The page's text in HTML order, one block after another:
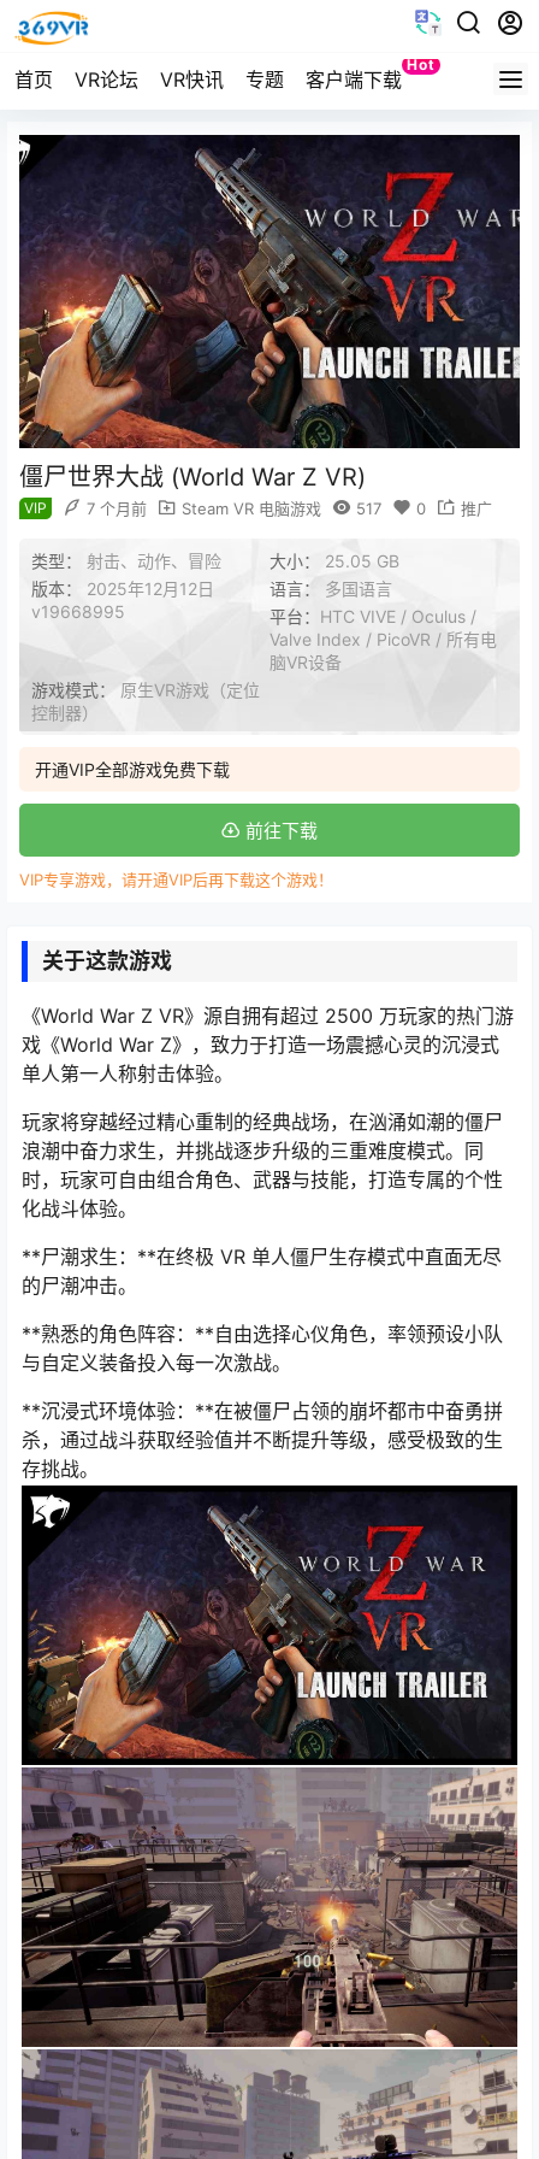
首页 VR论坛 VR快讯 专题 客户端下载
Hot
Quest
僵尸世界大战 (World War Z VR)
VIP 7 个月前 Steam VR 电脑游戏 517 0 推广
类型： 射击、动作、冒险 大小： 25.05 GB
版本： 2025年12月12日
v19668995
语言： 多国语言
平台： HTC VIVE / Oculus /
Valve Index / PicoVR / 所有电
脑VR设备
游戏模式： 原生VR游戏（定位
控制器）
开通VIP全部游戏免费下载
前往下载
VIP专享游戏，请开通VIP后再下载这个游戏！
关于这款游戏
《World War Z VR》源自拥有超过 2500 万玩家的热门游
戏《World War Z》，致力于打造一场震撼心灵的沉浸式
单人第一人称射击体验。
玩家将穿越经过精心重制的经典战场，在汹涌如潮的僵尸
浪潮中奋力求生，并挑战逐步升级的三重难度模式。同
时，玩家可自由组合角色、武器与技能，打造专属的个性
化战斗体验。
**尸潮求生：**在终极 VR 单人僵尸生存模式中直面无尽
的尸潮冲击。
**熟悉的角色阵容：**自由选择心仪角色，率领预设小队
与自定义装备投入每一次激战。
**沉浸式环境体验：**在被僵尸占领的崩坏都市中奋勇拼
杀，通过战斗获取经验值并不断提升等级，感受极致的生
存挑战。